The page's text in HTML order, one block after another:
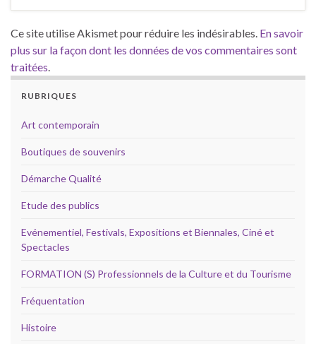
Ce site utilise Akismet pour réduire les indésirables. En savoir
plus sur la façon dont les données de vos commentaires sont
traitées.
RUBRIQUES
Art contemporain
Boutiques de souvenirs
Démarche Qualité
Etude des publics
Evénementiel, Festivals, Expositions et Biennales, Ciné et
Spectacles
FORMATION (S) Professionnels de la Culture et du Tourisme
Fréquentation
Histoire